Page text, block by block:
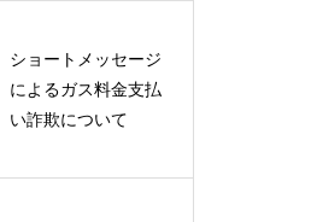
ショートメッセージ
によるガス料金支払
い詐欺について